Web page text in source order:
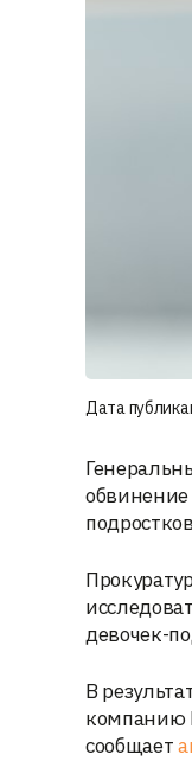
Дата
обвинение
девочек-
В
компанию
сообщает